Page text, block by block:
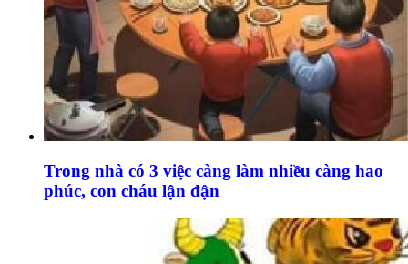
Trong nhà có 3 việc càng làm nhiều càng hao
phúc, con cháu lận đận